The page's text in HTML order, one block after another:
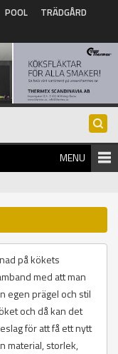
POOL
TRÄDGÅRD
MENU
på kökets
med att man
egen prägel och stil
och då kan det
för att få ett nytt
material, storlek,